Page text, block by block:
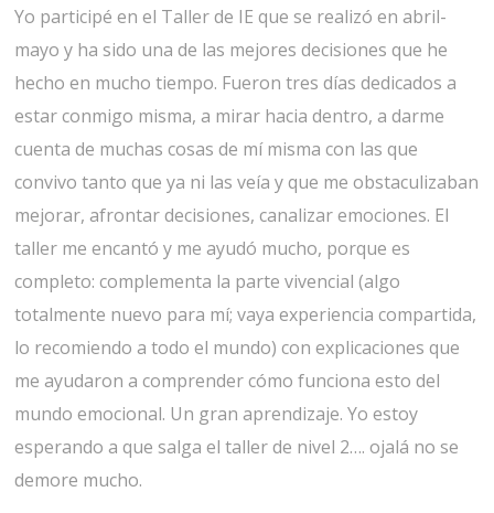
Yo participé en el Taller de IE que se realizó en abril-
mayo y ha sido una de las mejores decisiones que he
hecho en mucho tiempo. Fueron tres días dedicados a
estar conmigo misma, a mirar hacia dentro, a darme
cuenta de muchas cosas de mí misma con las que
convivo tanto que ya ni las veía y que me obstaculizaban
mejorar, afrontar decisiones, canalizar emociones. El
taller me encantó y me ayudó mucho, porque es
completo: complementa la parte vivencial (algo
totalmente nuevo para mí; vaya experiencia compartida,
lo recomiendo a todo el mundo) con explicaciones que
me ayudaron a comprender cómo funciona esto del
mundo emocional. Un gran aprendizaje. Yo estoy
esperando a que salga el taller de nivel 2…. ojalá no se
demore mucho.